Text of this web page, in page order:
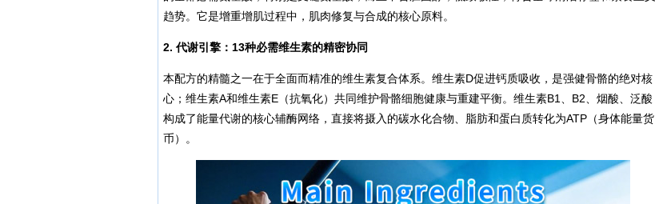
趋势。它是增重增肌过程中，肌肉修复与合成的核心原料。
2. 代谢引擎：13种必需维生素的精密协同
本配方的精髓之一在于全面而精准的维生素复合体系。维生素D促进钙质吸收，是强健骨骼的绝对核
心；维生素A和维生素E（抗氧化）共同维护骨骼细胞健康与重建平衡。维生素B1、B2、烟酸、泛酸
构成了能量代谢的核心辅酶网络，直接将摄入的碳水化合物、脂肪和蛋白质转化为ATP（身体能量货
币）。